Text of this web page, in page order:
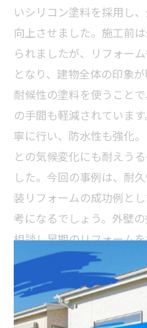
いシリコン塗料を採用し
向上させました。施工前
られましたが、リフォー
となり、建物全体の印象
耐候性の塗料を使うこと
の手間も軽減されていま
寧に行い、防水性も強化
との気候変化にも耐えう
した。今回の事例は、耐
装リフォームの成功例と
考になるでしょう。外壁
相談し早期のリフォーム
す。
松戸市の外壁塗装で失